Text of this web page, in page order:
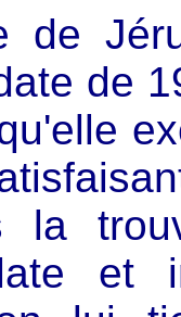
de
de
la
et